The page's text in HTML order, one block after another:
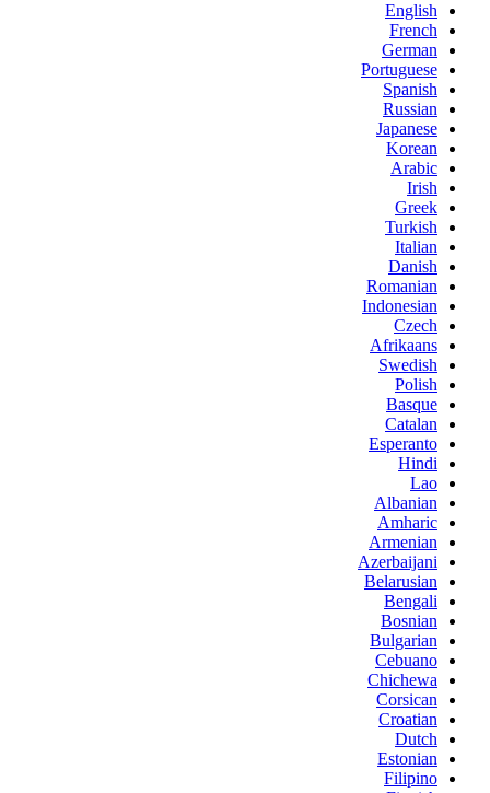
English
French
German
Portuguese
Spanish
Russian
Japanese
Korean
Arabic
Irish
Greek
Turkish
Italian
Danish
Romanian
Indonesian
Czech
Afrikaans
Swedish
Polish
Basque
Catalan
Esperanto
Hindi
Lao
Albanian
Amharic
Armenian
Azerbaijani
Belarusian
Bengali
Bosnian
Bulgarian
Cebuano
Chichewa
Corsican
Croatian
Dutch
Estonian
Filipino